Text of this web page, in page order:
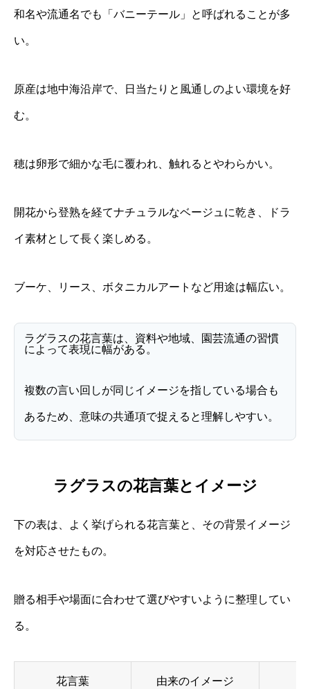
和名や流通名でも「バニーテール」と呼ばれることが多
い。
原産は地中海沿岸で、日当たりと風通しのよい環境を好
む。
穂は卵形で細かな毛に覆われ、触れるとやわらかい。
開花から登熟を経てナチュラルなベージュに乾き、ドラ
イ素材として長く楽しめる。
ブーケ、リース、ボタニカルアートなど用途は幅広い。
ラグラスの花言葉は、資料や地域、園芸流通の習慣
によって表現に幅がある。
複数の言い回しが同じイメージを指している場合も
あるため、意味の共通項で捉えると理解しやすい。
ラグラスの花言葉とイメージ
下の表は、よく挙げられる花言葉と、その背景イメージ
を対応させたもの。
贈る相手や場面に合わせて選びやすいように整理してい
る。
花言葉 由来のイメージ